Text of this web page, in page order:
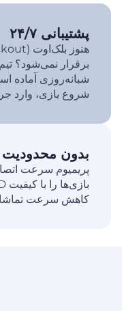
پشتیبانی ۲۴/۷
برقرار نمی‌شود؟
شبانه‌روزی آماده
شروع بازی، وارد
بدون
پریمیوم سرعت
کاهش سرعت تماشا